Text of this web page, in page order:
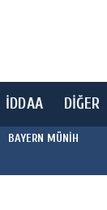
İDDAA DİĞER
BAYERN MÜNİH